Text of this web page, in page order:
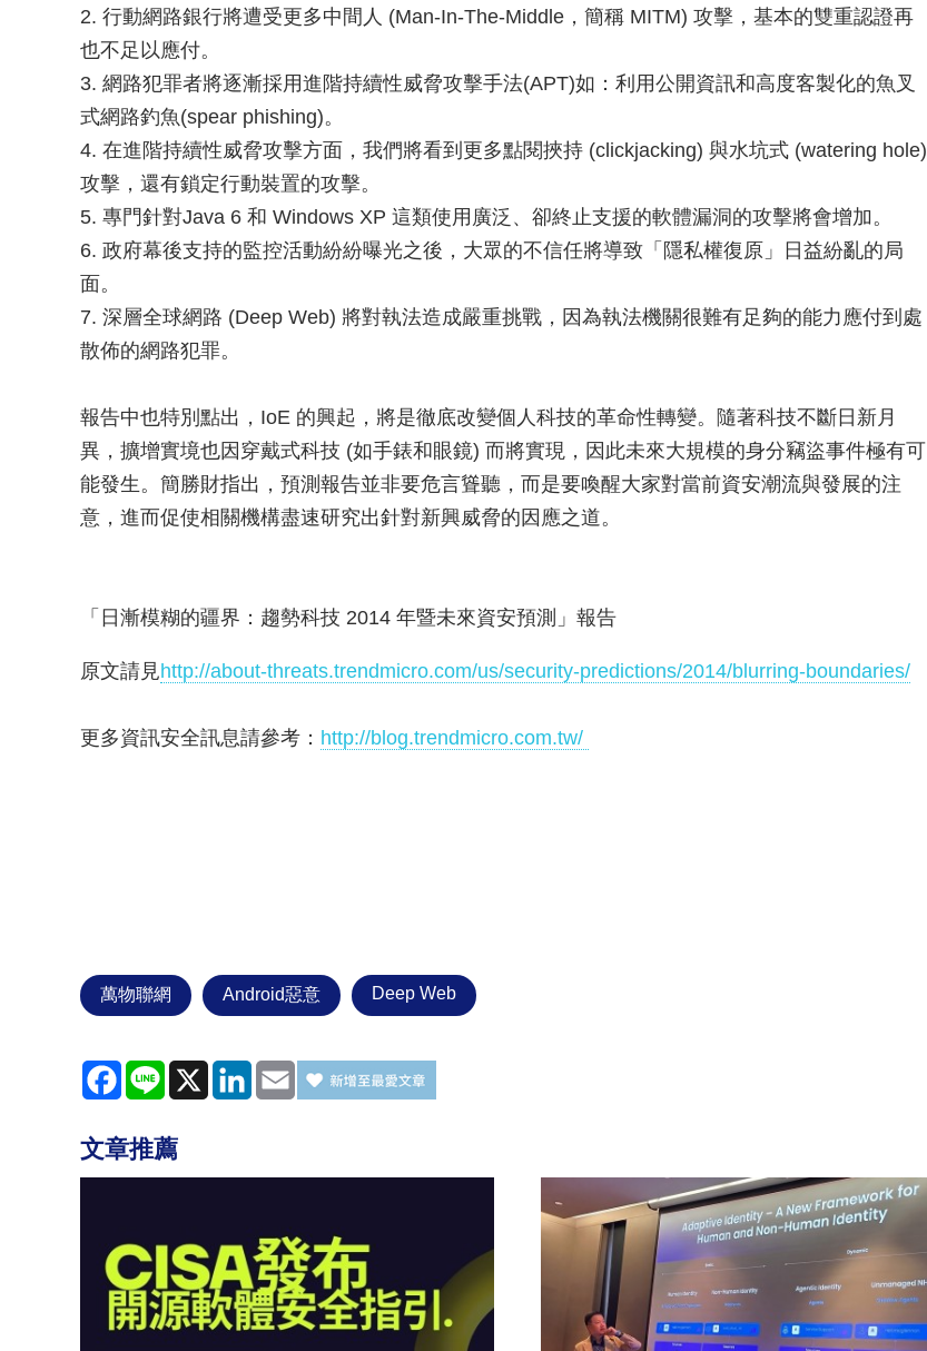
2. 行動網路銀行將遭受更多中間人 (Man-In-The-Middle，簡稱 MITM) 攻擊，基本的雙重認證再
也不足以應付。
3. 網路犯罪者將逐漸採用進階持續性威脅攻擊手法(APT)如：利用公開資訊和高度客製化的魚叉
式網路釣魚(spear phishing)。
4. 在進階持續性威脅攻擊方面，我們將看到更多點閱挾持 (clickjacking) 與水坑式 (watering hole)
攻擊，還有鎖定行動裝置的攻擊。
5. 專門針對Java 6 和 Windows XP 這類使用廣泛、卻終止支援的軟體漏洞的攻擊將會增加。
6. 政府幕後支持的監控活動紛紛曝光之後，大眾的不信任將導致「隱私權復原」日益紛亂的局
面。
7. 深層全球網路 (Deep Web) 將對執法造成嚴重挑戰，因為執法機關很難有足夠的能力應付到處
散佈的網路犯罪。
報告中也特別點出，IoE 的興起，將是徹底改變個人科技的革命性轉變。隨著科技不斷日新月
異，擴增實境也因穿戴式科技 (如手錶和眼鏡) 而將實現，因此未來大規模的身分竊盜事件極有可
能發生。簡勝財指出，預測報告並非要危言聳聽，而是要喚醒大家對當前資安潮流與發展的注
意，進而促使相關機構盡速研究出針對新興威脅的因應之道。
「日漸模糊的疆界：趨勢科技 2014 年暨未來資安預測」報告
原文請見http://about-threats.trendmicro.com/us/security-predictions/2014/blurring-boundaries/
更多資訊安全訊息請參考： http://blog.trendmicro.com.tw/
萬物聯網 Android惡意 Deep Web
Facebook
Line X LinkedInEmail
文章推薦